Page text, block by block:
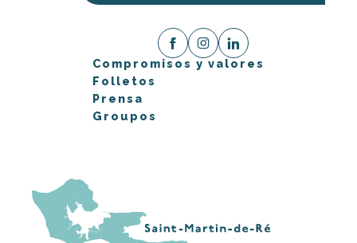
Compromisos y valores
Folletos
Prensa
Groupos